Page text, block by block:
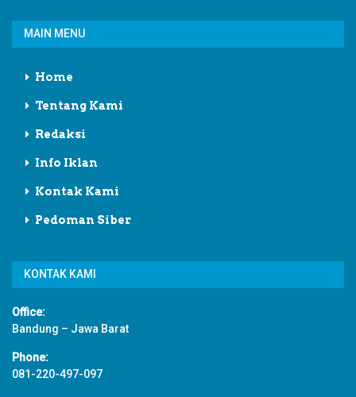
MAIN MENU
Home
Tentang Kami
Redaksi
Info Iklan
Kontak Kami
Pedoman Siber
KONTAK KAMI
Office:
Bandung – Jawa Barat
Phone:
081-220-497-097